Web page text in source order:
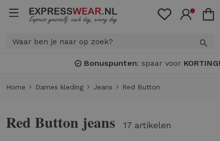
Bonuspunten: spaar voorKORTING!
Home Dames kleding Jeans Red Button
Red Button jeans 17 artikelen